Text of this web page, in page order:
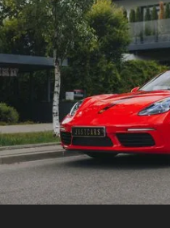
PORSCHE
718 Boxter